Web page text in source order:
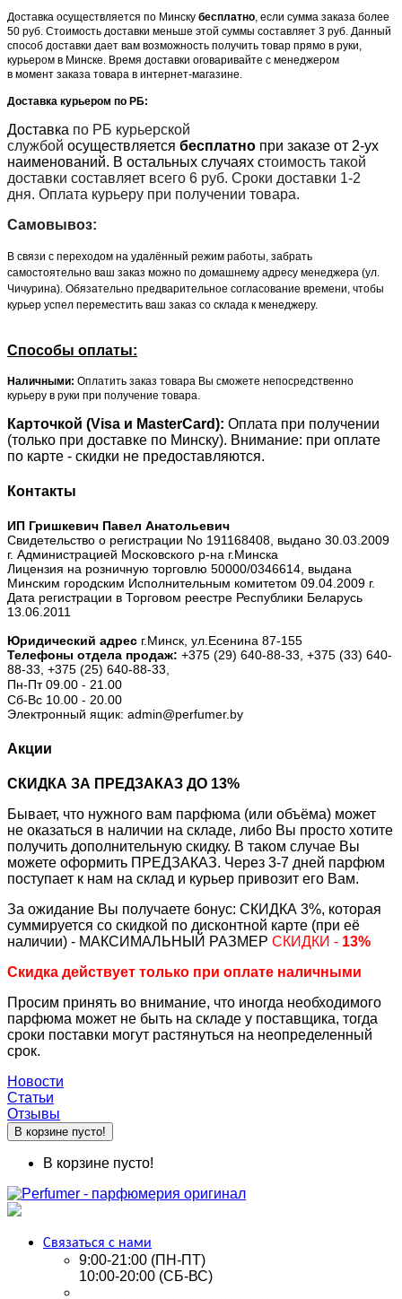
Доставка осуществляется по Минску бесплатно , если сумма заказа более
50 руб. Стоимость доставки меньше этой суммы составляет 3 руб. Данный
способ доставки дает вам возможность получить товар прямо в руки,
курьером в Минске. Время доставки оговаривайте с менеджером
в момент заказа товара в интернет-магазине.
Доставка курьером по РБ:
Доставка по РБ курьерской
службой осуществляется бесплатно при заказе от 2-ух
наименований. В остальных случаях стоимость такой
доставки составляет всего 6 руб. Сроки доставки 1-2
дня. Оплата курьеру при получении товара.
Самовывоз:
В связи с переходом на удалённый режим работы, забрать
самостоятельно ваш заказ можно по домашнему адресу менеджера (ул.
Чичурина). Обязательно предварительное согласование времени, чтобы
курьер успел переместить ваш заказ со склада к менеджеру.
Способы оплаты:
Наличными: Оплатить заказ товара Вы сможете непосредственно
курьеру в руки при получение товара.
Карточкой (Visa и MasterCard): Оплата при получении
(только при доставке по Минску). Внимание: при оплате
по карте - скидки не предоставляются.
Контакты
ИП Гришкевич Павел Анатольевич
Свидетельство о регистрации No 191168408, выдано 30.03.2009
г. Администрацией Московского р-на г.Минска
Лицензия на розничную торговлю 50000/0346614, выдана
Минским городским Исполнительным комитетом 09.04.2009 г.
Дата регистрации в Торговом реестре Республики Беларусь
13.06.2011
Юридический адрес г.Минск, ул.Есенина 87-155
Телефоны отдела продаж: +375 (29) 640-88-33, +375 (33) 640-
88-33, +375 (25) 640-88-33,
Пн-Пт 09.00 - 21.00
Сб-Вс 10.00 - 20.00
Электронный ящик: admin@perfumer.by
Акции
СКИДКА ЗА ПРЕДЗАКАЗ ДО 13%
Бывает, что нужного вам парфюма (или объёма) может
не оказаться в наличии на складе, либо Вы просто хотите
получить дополнительную скидку. В таком случае Вы
можете оформить ПРЕДЗАКАЗ. Через 3-7 дней парфюм
поступает к нам на склад и курьер привозит его Вам.
За ожидание Вы получаете бонус: СКИДКА 3%, которая
суммируется со скидкой по дисконтной карте (при её
наличии) - МАКСИМАЛЬНЫЙ РАЗМЕР СКИДКИ - 13%
Скидка действует только при оплате наличными
Просим принять во внимание, что иногда необходимого
парфюма может не быть на складе у поставщика, тогда
сроки поставки могут растянуться на неопределенный
срок.
Новости
Статьи
Отзывы
В корзине пусто!
В корзине пусто!
Связаться с нами
9:00-21:00 (ПН-ПТ)
10:00-20:00 (СБ-ВС)